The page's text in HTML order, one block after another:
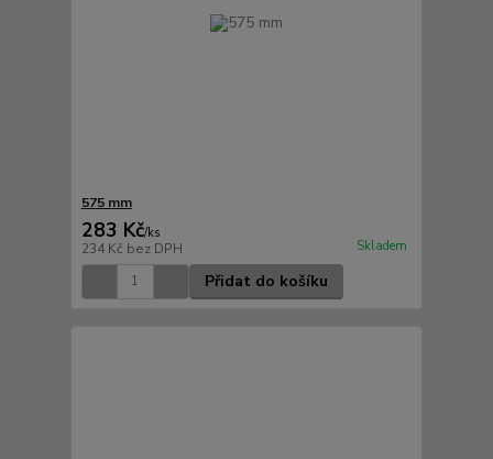
575 mm
283 Kč/ks
234 Kč bez DPH Skladem
Přidat do košíku